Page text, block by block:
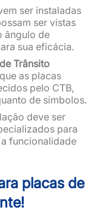
ser instaladas
ser vistas
ângulo de
sua eficácia.
Trânsito
as placas
pelo CTB,
de símbolos.
deve ser
para
funcionalidade
placas de